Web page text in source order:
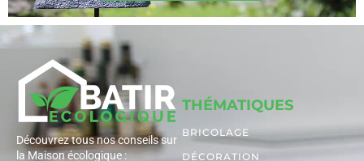
Découvrez tous nos conseils sur
la Maison écologique :
THÉMATIQUES
BRICOLAGE
DÉCORATION